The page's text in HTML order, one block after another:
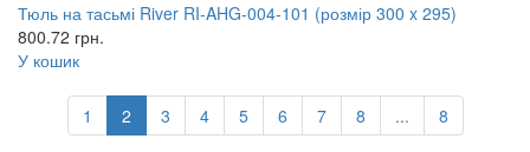
Тюль на тасьмі River RI-AHG-004-101 (розмір 300 x 295)
800.72 грн.
У кошик
1 2 3 4 5 6 7 8 ... 8